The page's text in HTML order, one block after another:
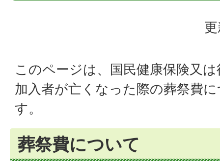
このページは、国民健康保険又
加入者が亡くなった際の葬祭費
す。
葬祭費について